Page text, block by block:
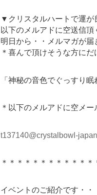
▼クリスタルハートで運が
以下のメルアドに空送信頂
明日から・・メルマガが届
＊喜んで頂けそうな方にだ
「神秘の音色でぐっすり
＊以下のメルアドに空メ
t137140@crystalbowl-
＊＊＊＊＊＊＊＊＊＊＊
イベントのご紹介です・・